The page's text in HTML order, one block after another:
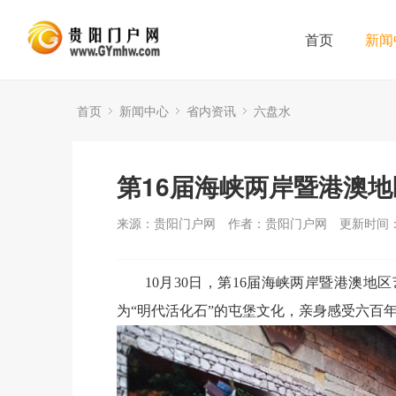
首页 新
首页 新闻中心 省内资讯 六盘水
第16届海峡两岸暨港澳
来源：贵阳门户网 作者：贵阳门户网 更新时间
10月30日，第16届海峡两岸暨港澳地
为“明代活化石”的屯堡文化，亲身感受六百